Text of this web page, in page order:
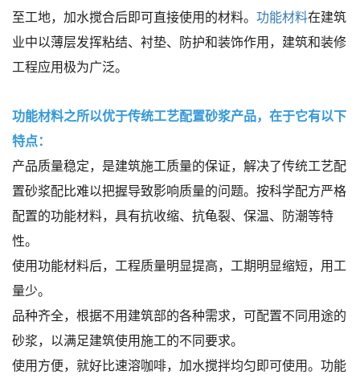
至工地，加水搅合后即可直接使用的材料。 功能材料在建筑
业中以薄层发挥粘结、衬垫、防护和装饰作用，建筑和装修
工程应用极为广泛。
功能材料之所以优于传统工艺配置砂浆产品，在于它有以下
特点：
产品质量稳定，是建筑施工质量的保证，解决了传统工艺配
置砂浆配比难以把握导致影响质量的问题。按科学配方严格
配置的功能材料，具有抗收缩、抗龟裂、保温、防潮等特
性。
使用功能材料后，工程质量明显提高，工期明显缩短，用工
量少。
品种齐全，根据不用建筑部的各种需求，可配置不同用途的
砂浆，以满足建筑使用施工的不同要求。
使用方便，就好比速溶咖啡，加水搅拌均匀即可使用。功能